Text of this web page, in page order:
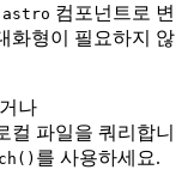
컴포넌트로 변
화형이 필요하지 않
나
컬 파일을 쿼리합니
를 사용하세요.